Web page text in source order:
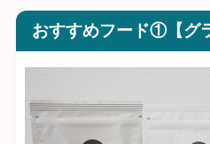
おすすめフード①【グ